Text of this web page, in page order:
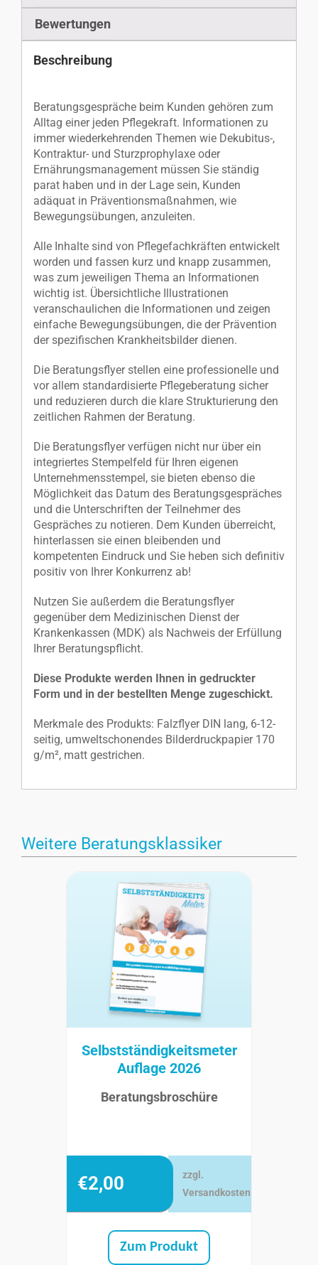
Bewertungen
Beschreibung
Beratungsgespräche beim Kunden gehören zum
Alltag einer jeden Pflegekraft. Informationen zu
immer wiederkehrenden Themen wie Dekubitus-,
Kontraktur- und Sturzprophylaxe oder
Ernährungsmanagement müssen Sie ständig
parat haben und in der Lage sein, Kunden
adäquat in Präventionsmaßnahmen, wie
Bewegungsübungen, anzuleiten.
Alle Inhalte sind von Pflegefachkräften entwickelt
worden und fassen kurz und knapp zusammen,
was zum jeweiligen Thema an Informationen
wichtig ist. Übersichtliche Illustrationen
veranschaulichen die Informationen und zeigen
einfache Bewegungsübungen, die der Prävention
der spezifischen Krankheitsbilder dienen.
Die Beratungsflyer stellen eine professionelle und
vor allem standardisierte Pflegeberatung sicher
und reduzieren durch die klare Strukturierung den
zeitlichen Rahmen der Beratung.
Die Beratungsflyer verfügen nicht nur über ein
integriertes Stempelfeld für Ihren eigenen
Unternehmensstempel, sie bieten ebenso die
Möglichkeit das Datum des Beratungsgespräches
und die Unterschriften der Teilnehmer des
Gespräches zu notieren. Dem Kunden überreicht,
hinterlassen sie einen bleibenden und
kompetenten Eindruck und Sie heben sich definitiv
positiv von Ihrer Konkurrenz ab!
Nutzen Sie außerdem die Beratungsflyer
gegenüber dem Medizinischen Dienst der
Krankenkassen (MDK) als Nachweis der Erfüllung
Ihrer Beratungspflicht.
Diese Produkte werden Ihnen in gedruckter
Form und in der bestellten Menge zugeschickt.
Merkmale des Produkts: Falzflyer DIN lang, 6-12-
seitig, umweltschonendes Bilderdruckpapier 170
g/m², matt gestrichen.
Weitere Beratungsklassiker
Selbstständigkeitsmeter
Auflage 2026
Beratungsbroschüre
€2,00
zzgl.
Versandkosten
Zum Produkt